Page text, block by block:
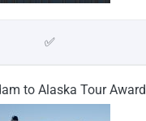
✅
to Alaska Tour Award